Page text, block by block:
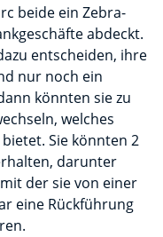
beide ein Zebra-
abdeckt.
entscheiden, ihre
nur noch ein
könnten sie zu
welches
Sie könnten 2
darunter
der sie von einer
eine Rückführung